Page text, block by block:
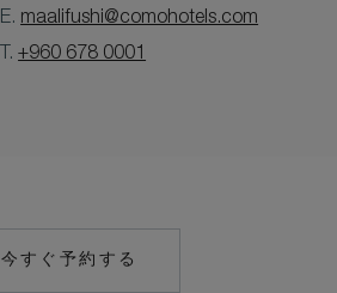
E. maalifushi@comohotels.com
T.+960 678 0001
今すぐ予約する
MAILTO: